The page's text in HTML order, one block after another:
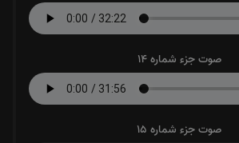
صوت جزء شماره 14
صوت جزء شماره 15